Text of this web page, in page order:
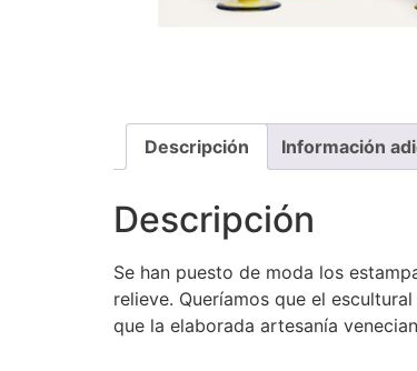
Descripción Información
Descripción
Se han puesto de moda los
relieve. Queríamos que el
que la elaborada artesanía